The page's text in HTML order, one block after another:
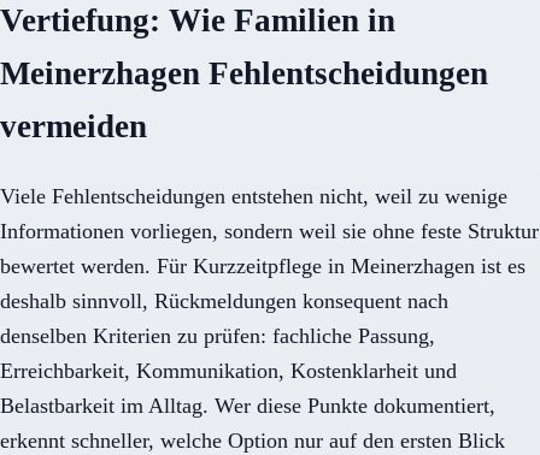
Vertiefung: Wie Familien in
Meinerzhagen Fehlentscheidungen
vermeiden
Viele Fehlentscheidungen entstehen nicht, weil zu wenige
Informationen vorliegen, sondern weil sie ohne feste Struktur
bewertet werden. Für Kurzzeitpflege in Meinerzhagen ist es
deshalb sinnvoll, Rückmeldungen konsequent nach
denselben Kriterien zu prüfen: fachliche Passung,
Erreichbarkeit, Kommunikation, Kostenklarheit und
Belastbarkeit im Alltag. Wer diese Punkte dokumentiert,
erkennt schneller, welche Option nur auf den ersten Blick